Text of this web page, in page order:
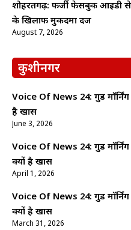
शोहरतगढ़: फर्जी फेसबुक आईडी से
के खिलाफ मुकदमा दर्ज
August 7, 2026
कुशीनगर
Voice Of News 24: गुड
है खास
June 3, 2026
Voice Of News 24: गुड
क्यों है खास
April 1, 2026
Voice Of News 24: गुड
क्यों है खास
March 31, 2026